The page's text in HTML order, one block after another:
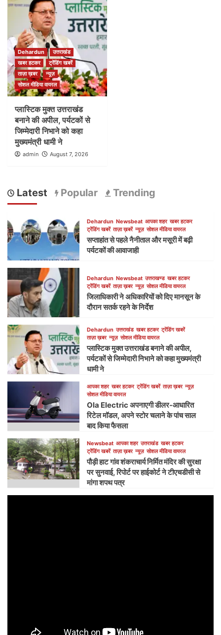
Dehardun
उत्तराखंड
खबर हटकर
ट्रेंडिंग खबरें
ताज़ा ख़बर
न्यूज़
सोशल मीडिया वायरल
प्लास्टिक मुक्त उत्तराखंड
बनाने की अपील, पर्यटकों से
जिम्मेदारी निभाने को कहा
मुख्यमंत्री धामी ने
admin August 7, 2026
Latest Popular Trending
Dehardun Newsbeat आपका शहर खबर हटकर
ट्रेंडिंग खबरें ताज़ा ख़बरें न्यूज़ सोशल मीडिया वायरल
सप्ताहांत से पहले नैनीताल और मसूरी में बढ़ी
पर्यटकों की आवाजाही
Dehardun Newsbeat उत्तराखण्ड खबर हटकर
ट्रेंडिंग खबरें ताज़ा ख़बर न्यूज़ सोशल मीडिया वायरल
जिलाधिकारी ने अधिकारियों को दिए मानसून के
दौरान सतर्क रहने के निर्देश
Dehardun उत्तराखंड खबर हटकर ट्रेंडिंग खबरें
ताज़ा ख़बर न्यूज़ सोशल मीडिया वायरल
प्लास्टिक मुक्त उत्तराखंड बनाने की अपील,
पर्यटकों से जिम्मेदारी निभाने को कहा मुख्यमंत्री
धामी ने
आपका शहर खबर हटकर ट्रेंडिंग खबरें ताज़ा ख़बर न्यूज़
सोशल मीडिया वायरल
Ola Electric अपनाएगी डीलर-आधारित
रिटेल मॉडल, अपने स्टोर चलाने के पांच साल
बाद किया फैसला
Newsbeat आपका शहर उत्तराखंड खबर हटकर
ट्रेंडिंग खबरें ताज़ा ख़बर न्यूज़ सोशल मीडिया वायरल
पौड़ी हाट गांव शंकराचार्य निर्मित मंदिर की सुरक्षा
पर सुनवाई, रिपोर्ट पर हाईकोर्ट ने टीएचडीसी से
मांगा शपथ पत्र